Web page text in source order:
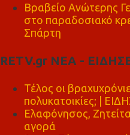
Βραβείο Ανώτερης
στο παραδοσιακό
Σπάρτη
RETV.gr ΝΕΑ -
Τέλος οι
πολυκατοικίες; |
Ελαφόνησος,
αγορά